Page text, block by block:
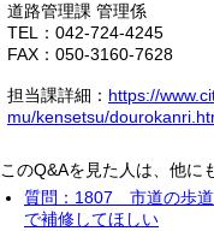
道路管理課 管理係
TEL：042-724-4245
FAX：050-3160-7628
担当課詳細： https://
mu/kensetsu/
このQ&Aを見た人は、他に
質問：1807 市道の歩道
で補修してほしい